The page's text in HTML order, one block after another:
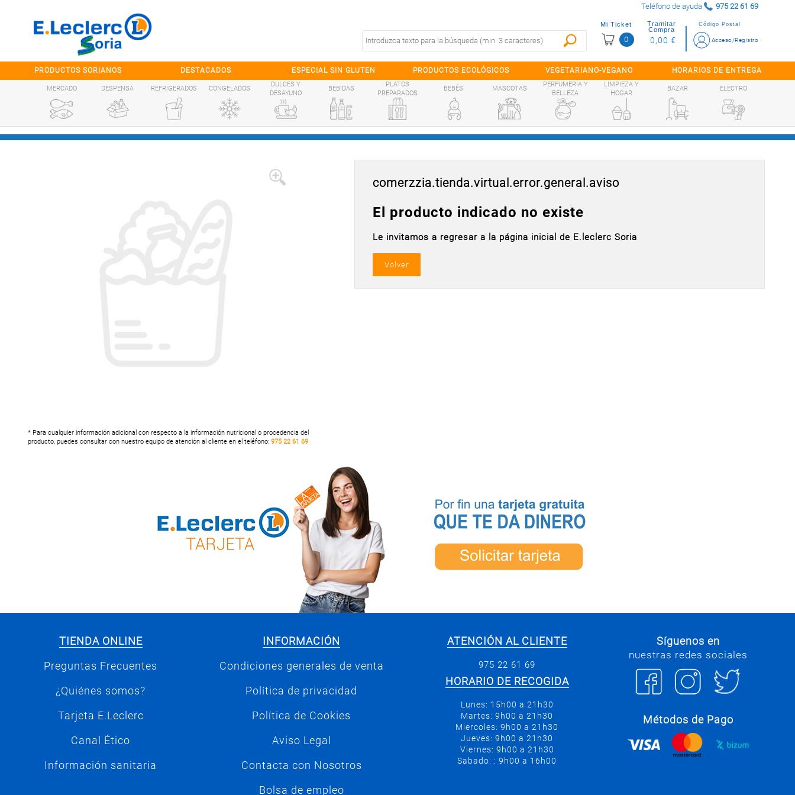
Teléfono de ayuda 975 22 61 69
Código Postal
Acceso/Registro
Mi Ticket
0
Tramitar
Compra
0,00 €
PRODUCTOS SORIANOS DESTACADOS ESPECIAL SIN GLUTEN PRODUCTOS ECOLÓGICOS VEGETARIANO-VEGANO HORARIOS DE ENTREGA
MERCADO DESPENSA REFRIGERADOS CONGELADOS
DULCES Y
DESAYUNO
BEBIDAS
PLATOS
PREPARADOS
BEBÉS MASCOTAS
PERFUMERÍA Y
BELLEZA
LIMPIEZA Y
HOGAR
BAZAR ELECTRO
comerzzia.tienda.virtual.error.general.aviso
El producto indicado no existe
Le invitamos a regresar a la página inicial de E.leclerc Soria
* Para cualquier información adicional con respecto a la información nutricional o procedencia del
producto, puedes consultar con nuestro equipo de atención al cliente en el teléfono: 975 22 61 69
TIENDA ONLINE
Preguntas Frecuentes
¿Quiénes somos?
Tarjeta E.Leclerc
Canal Ético
Información sanitaria
INFORMACIÓN
Condiciones generales de venta
Política de privacidad
Política de Cookies
Aviso Legal
Contacta con Nosotros
Bolsa de empleo
ATENCIÓN AL CLIENTE
975 22 61 69
HORARIO DE RECOGIDA
Lunes: 15h00 a 21h30
Martes: 9h00 a 21h30
Miercoles: 9h00 a 21h30
Jueves: 9h00 a 21h30
Viernes: 9h00 a 21h30
Sabado: : 9h00 a 16h00
Síguenos en
nuestras redes sociales
Métodos de Pago
. .